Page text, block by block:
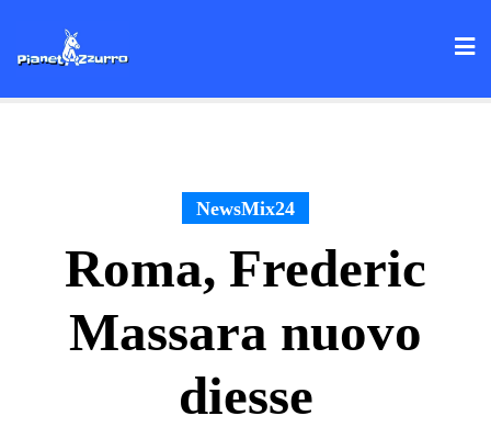
NewsMix24
Roma, Frederic
Massara nuovo
diesse